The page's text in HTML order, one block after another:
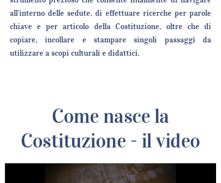
all’interno delle sedute, di effettuare ricerche per parole
chiave e per articolo della Costituzione, oltre che di
copiare, incollare e stampare singoli passaggi da
utilizzare a scopi culturali e didattici.
Come nasce la
Costituzione - il video